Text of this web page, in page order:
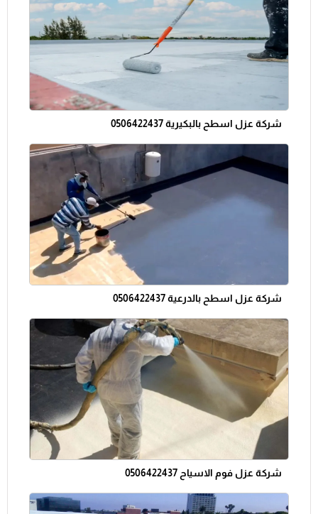
شركة عزل اسطح بالبكيرية 0506422437
شركة عزل اسطح بالدرعية 0506422437
شركة عزل فوم الاسياح 0506422437